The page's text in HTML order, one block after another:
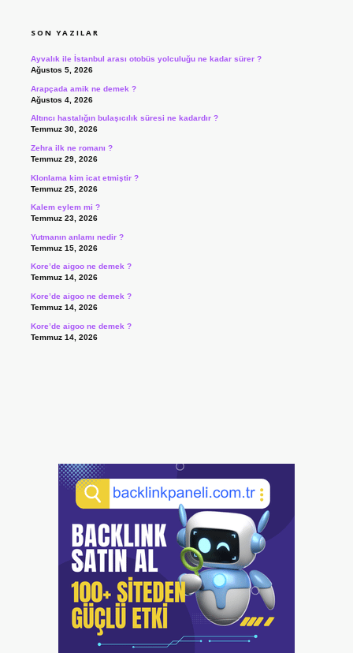
SON YAZILAR
Ayvalık ile İstanbul arası otobüs yolculuğu ne kadar sürer ?
Ağustos 5, 2026
Arapçada amik ne demek ?
Ağustos 4, 2026
Altıncı hastalığın bulaşıcılık süresi ne kadardır ?
Temmuz 30, 2026
Zehra ilk ne romanı ?
Temmuz 29, 2026
Klonlama kim icat etmiştir ?
Temmuz 25, 2026
Kalem eylem mi ?
Temmuz 23, 2026
Yutmanın anlamı nedir ?
Temmuz 15, 2026
Kore’de aigoo ne demek ?
Temmuz 14, 2026
Kore’de aigoo ne demek ?
Temmuz 14, 2026
Kore’de aigoo ne demek ?
Temmuz 14, 2026